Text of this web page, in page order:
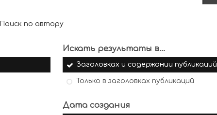
Поиск по автору
Искать результаты в...
Заголовках и содержании публикаций
Только в заголовках публикаций
Дата создания